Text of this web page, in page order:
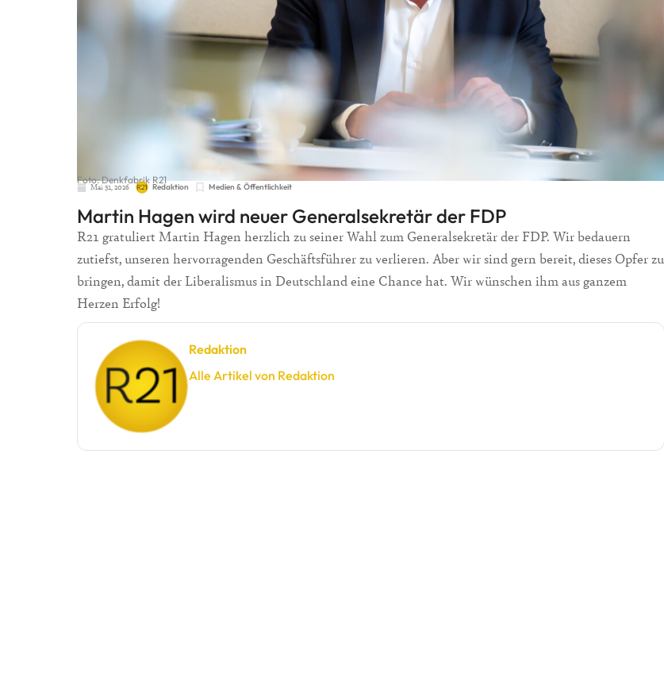
Foto: Denkfabrik R21
Mai 31, 2026 Redaktion Medien & Öffentlichkeit
Martin Hagen wird neuer Generalsekretär der FDP
R21 gratuliert Martin Hagen herzlich zu seiner Wahl zum Generalsekretär der FDP. Wir bedauern
zutiefst, unseren hervorragenden Geschäftsführer zu verlieren. Aber wir sind gern bereit, dieses Opfer zu
bringen, damit der Liberalismus in Deutschland eine Chance hat. Wir wünschen ihm aus ganzem
Herzen Erfolg!
Redaktion
Alle Artikel von Redaktion